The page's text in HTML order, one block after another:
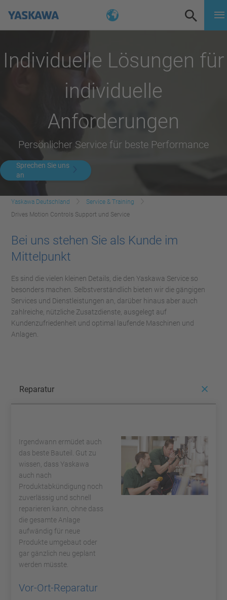
Individuelle Lösungen für
individuelle
Anforderungen
Persönlicher Service für beste Performance
Sprechen Sie uns
an
Yaskawa Deutschland
Service & Training
Drives Motion Controls Support und Service
Bei uns stehen Sie als Kunde im
Mittelpunkt
Es sind die vielen kleinen Details, die den Yaskawa Service so
besonders machen. Selbstverständlich bieten wir die gängigen
Services und Dienstleistungen an, darüber hinaus aber auch
zahlreiche, nützliche Zusatzdienste, ausgelegt auf
Kundenzufriedenheit und optimal laufende Maschinen und
Anlagen.
Reparatur
Irgendwann ermüdet auch
das beste Bauteil. Gut zu
wissen, dass Yaskawa
auch nach
Produktabkündigung noch
zuverlässig und schnell
reparieren kann, ohne dass
die gesamte Anlage
aufwändig für neue
Produkte umgebaut oder
gar gänzlich neu geplant
werden müsste.
Vor-Ort-Reparatur